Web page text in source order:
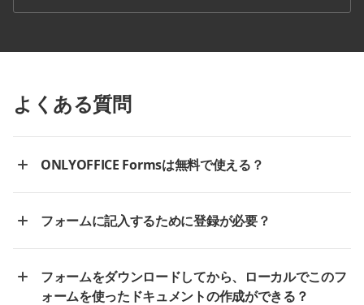
よくある質問
ONLYOFFICE Formsは無料で使える？
フォームに記入するために登録が必要？
フォームをダウンロードしてから、ローカルでこのフ
ォームを使ったドキュメントの作成ができる？